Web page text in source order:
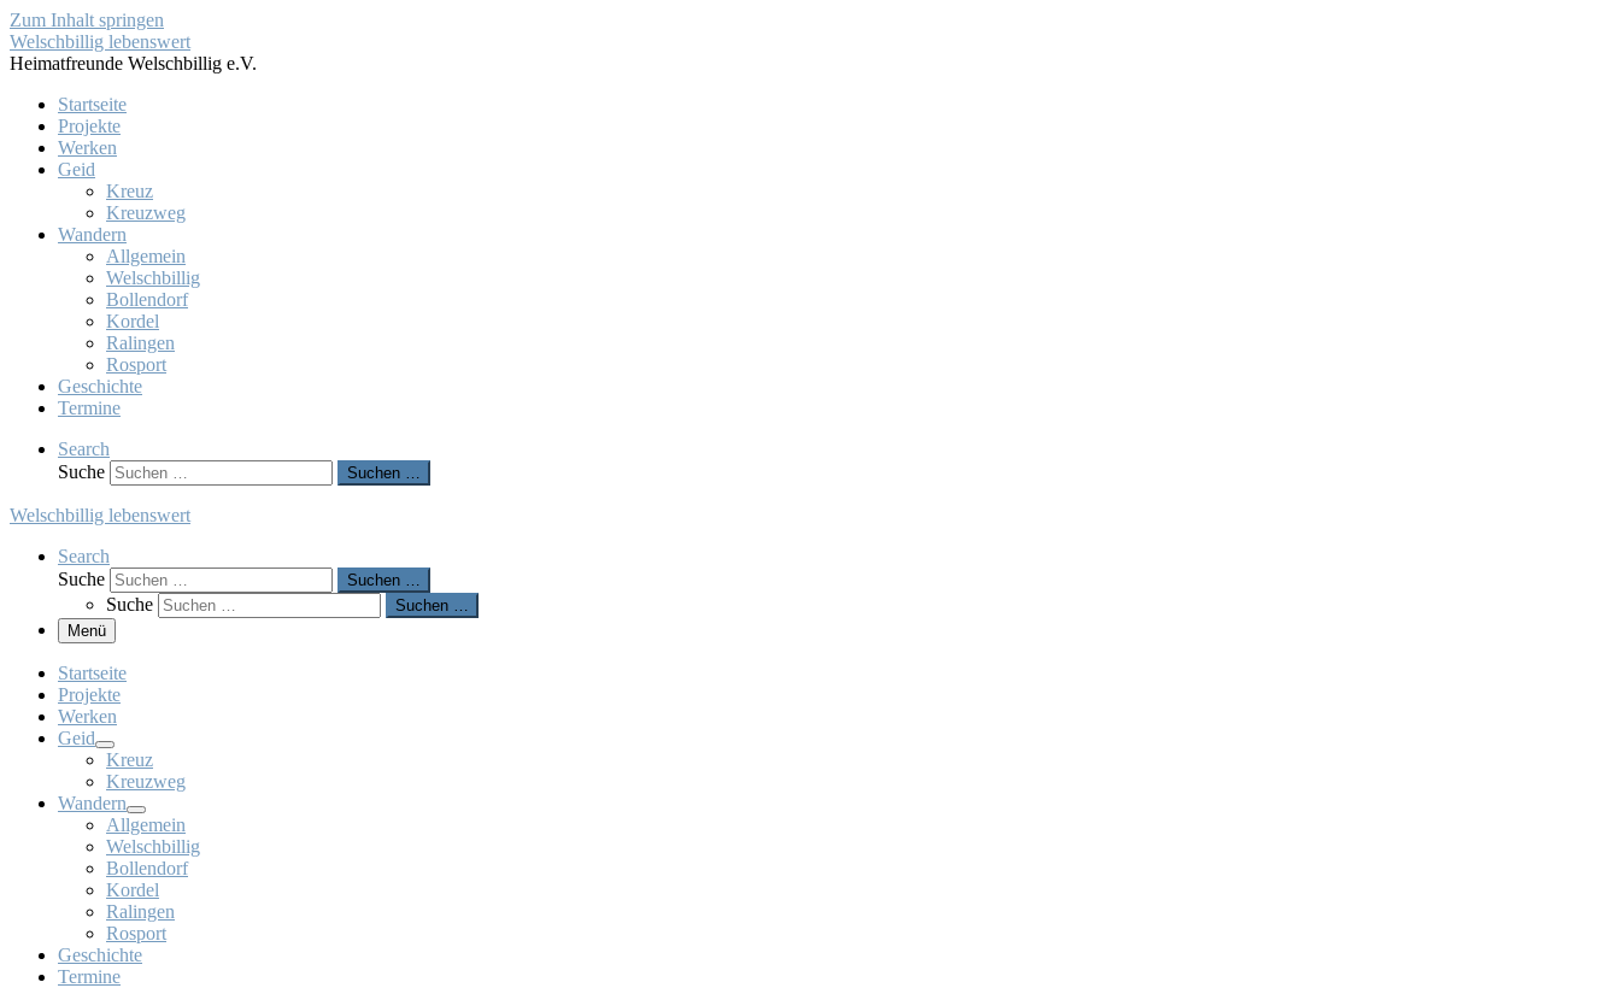
Zum Inhalt springen
Welschbillig lebenswert
Heimatfreunde Welschbillig e.V.
Startseite
Projekte
Werken
Geid
Kreuz
Kreuzweg
Wandern
Allgemein
Welschbillig
Bollendorf
Kordel
Ralingen
Rosport
Geschichte
Termine
Search
Suche
Suchen …
Welschbillig lebenswert
Search
Suche
Suchen …
Suche
Suchen …
Menü
Startseite
Projekte
Werken
Geid
Kreuz
Kreuzweg
Wandern
Allgemein
Welschbillig
Bollendorf
Kordel
Ralingen
Rosport
Geschichte
Termine